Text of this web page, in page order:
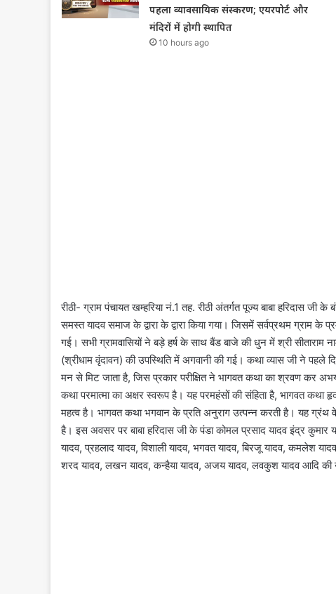
पहला व्यावसायिक संस्करण; एयरपोर्ट और
मंदिरों में होगी स्थापित
10 hours ago
रीठी- ग्राम पंचायत खम्हरिया नं.1 तह. रीठी अंतर्गत पूज्य बाबा हरिदास
समस्त यादव समाज के द्वारा के द्वारा किया गया। जिसमें सर्वप्रथम
गई। सभी ग्रामवासियों ने बड़े हर्ष के साथ बैंड बाजे की धुन में श्री सीताराम
(श्रीधाम वृंदावन) की उपस्थिति में अगवानी की गई। कथा व्यास जी ने
मन से मिट जाता है, जिस प्रकार परीक्षित ने भागवत कथा का श्रवण कर
कथा परमात्मा का अक्षर स्वरूप है। यह परमहंसों की संहिता है, भागवत
महत्व है। भागवत कथा भगवान के प्रति अनुराग उत्पन्न करती है। यह
है। इस अवसर पर बाबा हरिदास जी के पंडा कोमल प्रसाद यादव इंद्र
यादव, प्रहलाद यादव, विशाली यादव, भगवत यादव, बिरजू यादव, कमलेश
शरद यादव, लखन यादव, कन्हैया यादव, अजय यादव, लवकुश यादव आदि की